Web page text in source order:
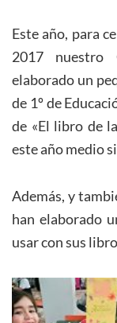
Este año, para
2017 nuestro
elaborado un
de 1º de
de «El libro de
este año medio
Además, y
han elaborado
usar con sus